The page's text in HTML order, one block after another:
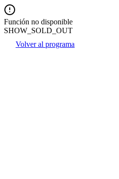
Función no disponible
SHOW_SOLD_OUT
Volver al programa